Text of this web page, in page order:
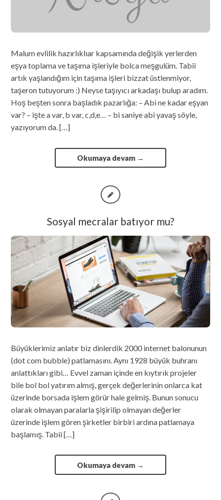
Malum evlilik hazırlıklıar kapsamında değişik yerlerden
eşya toplama ve taşıma işleriyle bolca meşgulüm. Tabii
artık yaşlandığım için taşıma işleri bizzat üstlenmiyor,
taşeron tutuyorum :) Neyse taşıyıcı arkadaşı bulup aradım.
Hoş beşten sonra başladık pazarlığa: – Abi ne kadar eşyan
var? – işte a var, b var, c,d,e… – bi saniye abi yavaş söyle,
yazıyorum da. […]
Okumaya devam →
Sosyal mecralar batıyor mu?
Büyüklerimiz anlatır biz dinlerdik 2000 internet balonunun
(dot com bubble) patlamasını. Aynı 1928 büyük buhranı
anlattıkları gibi… Evvel zaman içinde en kıytırık projeler
bile bol bol yatırım almış, gerçek değerlerinin onlarca kat
üzerinde borsada işlem görür hale gelmiş. Bunun sonucu
olarak olmayan paralarla şişirilip olmayan değerler
üzerinde işlem gören şirketler birbiri ardına patlamaya
başlamış. Tabii […]
Okumaya devam →